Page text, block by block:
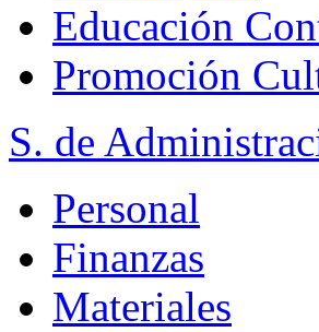
Educación
Promoción
S. de
Personal
Finanzas
Materiales